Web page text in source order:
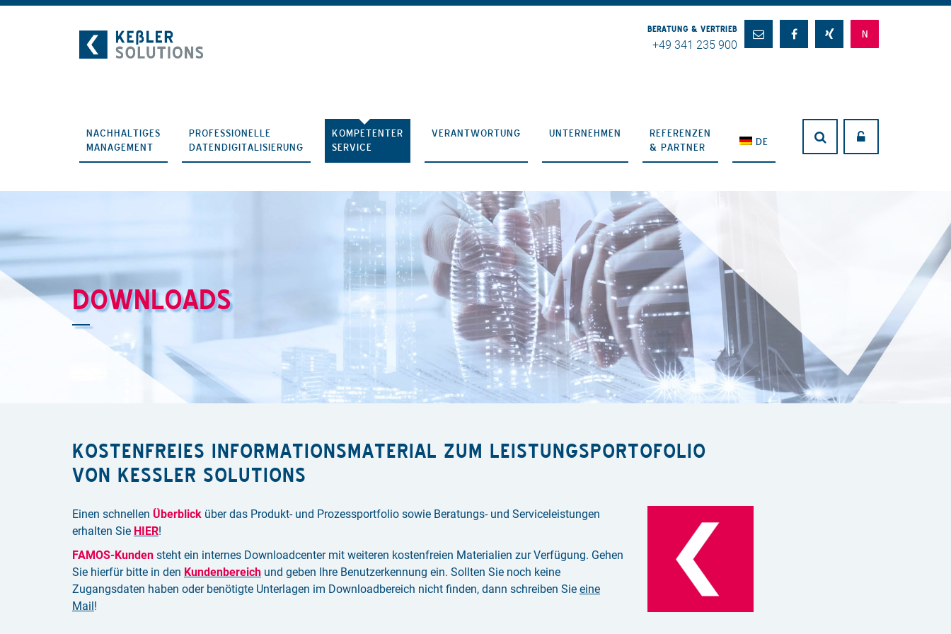
BERATUNG & VERTRIEB
+49 341 235 900
NACHHALTIGES
MANAGEMENT
PROFESSIONELLE
DATENDIGITALISIERUNG
KOMPETENTER
SERVICE
VERANTWORTUNG UNTERNEHMEN
REFERENZEN
& PARTNER
DE
DOWNLOADS
KOSTENFREIES INFORMATIONSMATERIAL ZUM LEISTUNGSPORTOFOLIO
VON KESSLER SOLUTIONS
Einen schnellen Überblick über das Produkt- und Prozessportfolio sowie Beratungs- und Serviceleistungen
erhalten Sie HIER!
FAMOS-Kunden steht ein internes Downloadcenter mit weiteren kostenfreien Materialien zur Verfügung. Gehen
Sie hierfür bitte in den Kundenbereich und geben Ihre Benutzerkennung ein. Sollten Sie noch keine
Zugangsdaten haben oder benötigte Unterlagen im Downloadbereich nicht finden, dann schreiben Sie eine
Mail !